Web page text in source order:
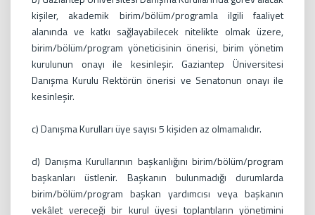
kişiler, akademik birim/bölüm/programla ilgili faaliyet
alanında ve katkı sağlayabilecek nitelikte olmak üzere,
birim/bölüm/program yöneticisinin önerisi, birim yönetim
kurulunun onayı ile kesinleşir. Gaziantep Üniversitesi
Danışma Kurulu Rektörün önerisi ve Senatonun onayı ile
kesinleşir.
c) Danışma Kurulları üye sayısı 5 kişiden az olmamalıdır.
d) Danışma Kurullarının başkanlığını birim/bölüm/program
başkanları üstlenir. Başkanın bulunmadığı durumlarda
birim/bölüm/program başkan yardımcısı veya başkanın
vekâlet vereceği bir kurul üyesi toplantıların yönetimini